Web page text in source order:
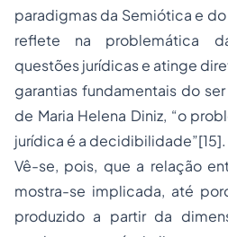
paradigmas da Semiótica e
reflete na problemática
questões jurídicas e atinge
garantias fundamentais do
de Maria Helena Diniz, “o
jurídica é a decidibilidade”[15].
Vê-se, pois, que a relação
mostra-se implicada, até
produzido a partir da